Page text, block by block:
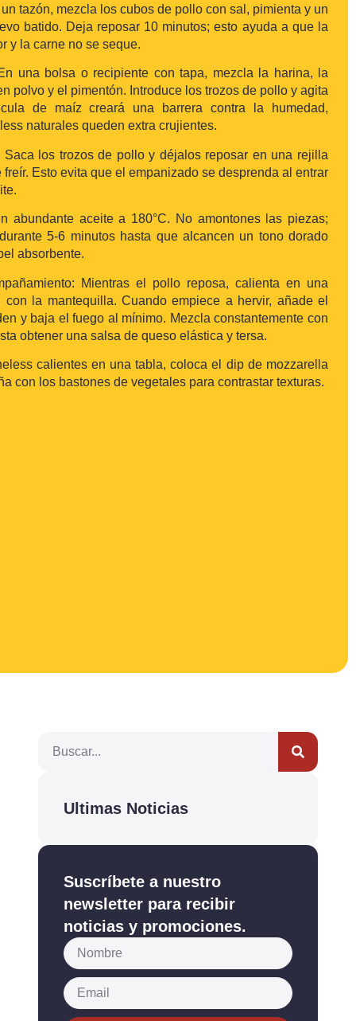
tazón, mezcla los cubos de pollo con sal, pimienta y un
batido. Deja reposar 10 minutos; esto ayuda a que la
y la carne no se seque.
una bolsa o recipiente con tapa, mezcla la harina, la
polvo y el pimentón. Introduce los trozos de pollo y agita
de maíz creará una barrera contra la humedad,
naturales queden extra crujientes.
Saca los trozos de pollo y déjalos reposar en una rejilla
freír. Esto evita que el empanizado se desprenda al entrar
abundante aceite a 180°C. No amontones las piezas;
5-6 minutos hasta que alcancen un tono dorado
absorbente.
Mientras el pollo reposa, calienta en una
la mantequilla. Cuando empiece a hervir, añade el
y baja el fuego al mínimo. Mezcla constantemente con
obtener una salsa de queso elástica y tersa.
calientes en una tabla, coloca el dip de mozzarella
con los bastones de vegetales para contrastar texturas.
Ultimas Noticias
Suscríbete a nuestro
newsletter para recibir
noticias y promociones.